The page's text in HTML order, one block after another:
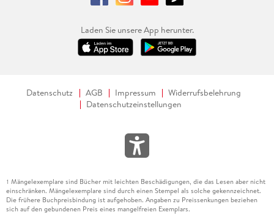
Laden Sie unsere App herunter.
Datenschutz AGB Impressum
Widerrufsbelehrung
Datenschutzeinstellungen
1 Mängelexemplare sind Bücher mit leichten Beschädigungen, die das Lesen aber nicht
einschränken. Mängelexemplare sind durch einen Stempel als solche gekennzeichnet.
Die frühere Buchpreisbindung ist aufgehoben. Angaben zu Preissenkungen beziehen
sich auf den gebundenen Preis eines mangelfreien Exemplars.